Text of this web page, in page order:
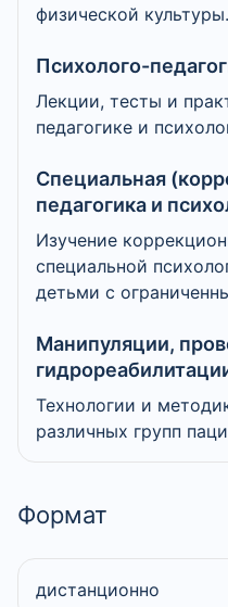
физической культуры.
Психолого-
Лекции, тесты и
педагогике и
Специальная
педагогика и
Изучение
специальной
детьми с
Манипуляции,
Технологии и
различных групп
Формат
дистанционно